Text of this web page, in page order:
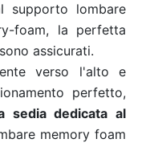
supporto lombare
foam, la perfetta
assicurati.
verso l'alto e
perfetto,
sedia dedicata al
memory foam